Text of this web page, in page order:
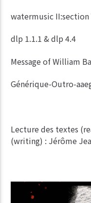
watermusic II:section
dlp 1.1.1 & dlp 4.4
Message of William
Générique-Outro-
Lecture des textes
(writing) : Jérôme